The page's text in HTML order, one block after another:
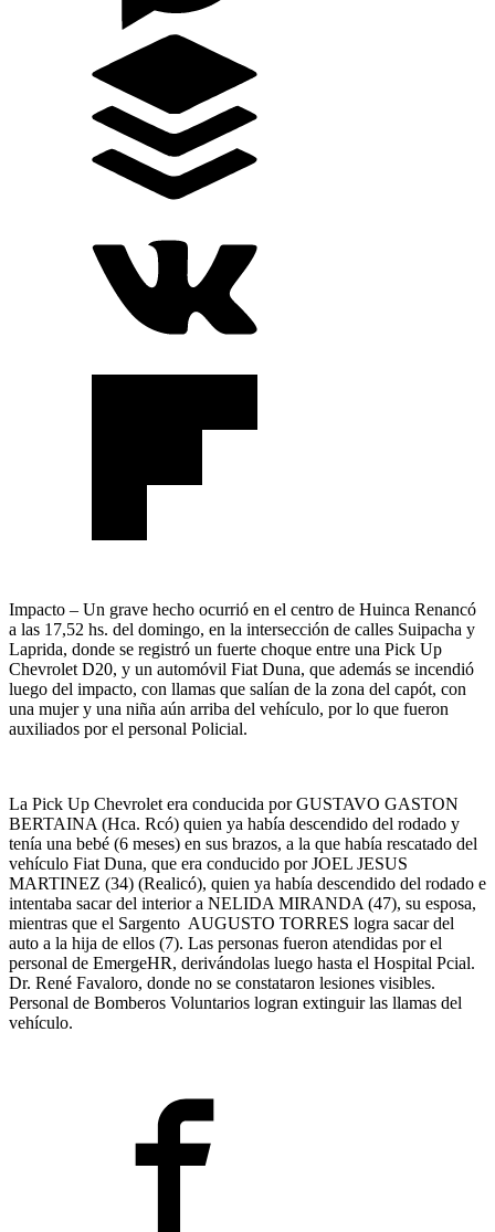
Impacto – Un grave hecho ocurrió en el centro de Huinca Renancó
a las 17,52 hs. del domingo, en la intersección de calles Suipacha y
Laprida, donde se registró un fuerte choque entre una Pick Up
Chevrolet D20, y un automóvil Fiat Duna, que además se incendió
luego del impacto, con llamas que salían de la zona del capót, con
una mujer y una niña aún arriba del vehículo, por lo que fueron
auxiliados por el personal Policial.
La Pick Up Chevrolet era conducida por GUSTAVO GASTON
BERTAINA (Hca. Rcó) quien ya había descendido del rodado y
tenía una bebé (6 meses) en sus brazos, a la que había rescatado del
vehículo Fiat Duna, que era conducido por JOEL JESUS
MARTINEZ (34) (Realicó), quien ya había descendido del rodado e
intentaba sacar del interior a NELIDA MIRANDA (47), su esposa,
mientras que el Sargento AUGUSTO TORRES logra sacar del
auto a la hija de ellos (7). Las personas fueron atendidas por el
personal de EmergeHR, derivándolas luego hasta el Hospital Pcial.
Dr. René Favaloro, donde no se constataron lesiones visibles.
Personal de Bomberos Voluntarios logran extinguir las llamas del
vehículo.